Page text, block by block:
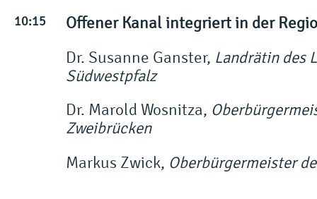
10:15
Offener Kanal integriert in der
Dr. Susanne Ganster, Landrätin des
Südwestpfalz
Dr. Marold Wosnitza,
Zweibrücken
Markus Zwick, Oberbürgermeister